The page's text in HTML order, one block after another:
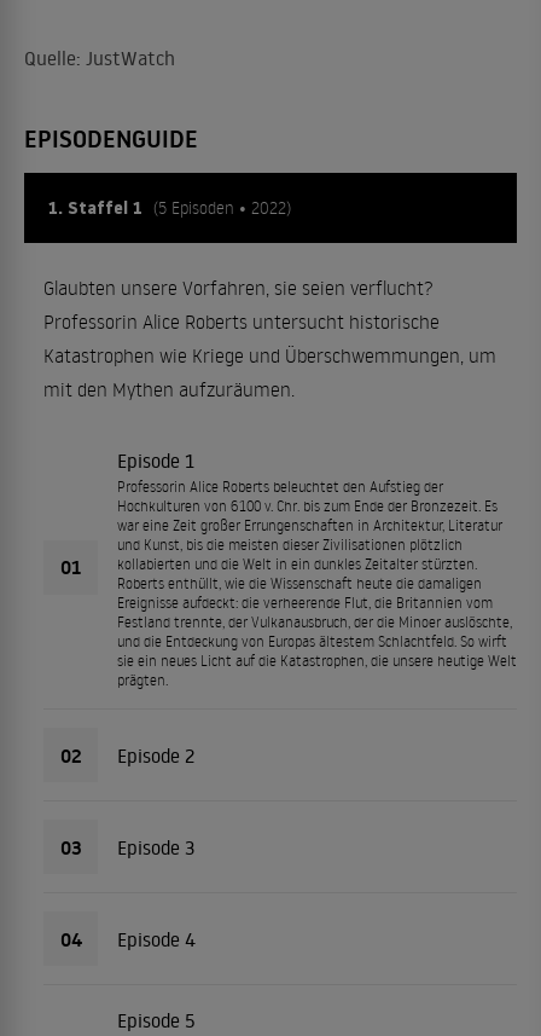
Quelle: JustWatch
EPISODENGUIDE
1. Staffel 1 (5 Episoden • 2022)
Glaubten unsere Vorfahren, sie seien verflucht?
Professorin Alice Roberts untersucht historische
Katastrophen wie Kriege und Überschwemmungen, um
mit den Mythen aufzuräumen.
01
Episode 1
Professorin Alice Roberts beleuchtet den Aufstieg der
Hochkulturen von 6100 v. Chr. bis zum Ende der Bronzezeit. Es
war eine Zeit großer Errungenschaften in Architektur, Literatur
und Kunst, bis die meisten dieser Zivilisationen plötzlich
kollabierten und die Welt in ein dunkles Zeitalter stürzten.
Roberts enthüllt, wie die Wissenschaft heute die damaligen
Ereignisse aufdeckt: die verheerende Flut, die Britannien vom
Festland trennte, der Vulkanausbruch, der die Minoer auslöschte,
und die Entdeckung von Europas ältestem Schlachtfeld. So wirft
sie ein neues Licht auf die Katastrophen, die unsere heutige Welt
prägten.
02 Episode 2
03 Episode 3
04 Episode 4
Episode 5